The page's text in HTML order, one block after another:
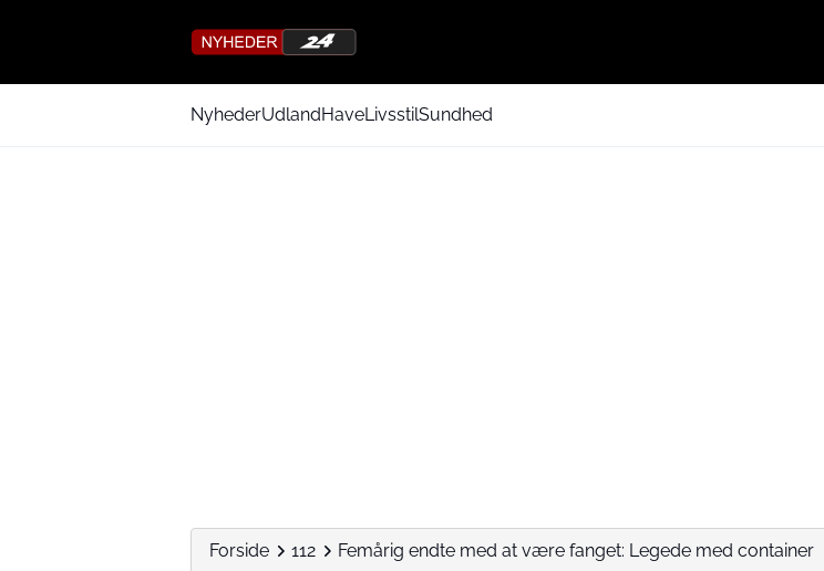
NyhederUdlandHaveLivsstilSundhed
Forside 112 Femårig endte med at være fanget: Legede med container